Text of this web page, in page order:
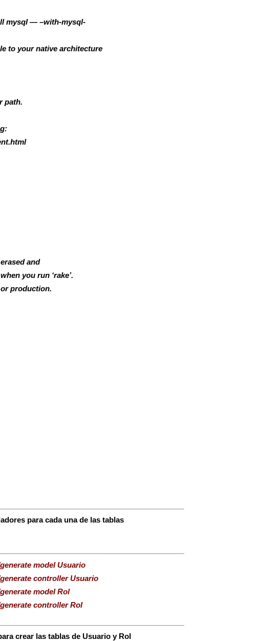
mysql — –with-mysql-
to your native architecture
path.
and
you run ‘rake’.
production.
para cada una de las tablas
model Usuario
controller Usuario
model Rol
controller Rol
crear las tablas de Usuario y Rol